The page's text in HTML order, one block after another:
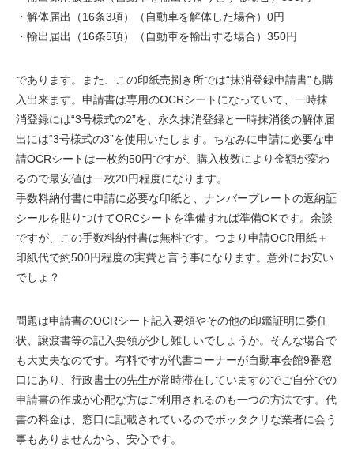
・解体届出（16条3項）（自動車を解体した場合）0円
・輸出届出（16条5項）（自動車を輸出する場合）350円
であります。また、この印紙売捌き所では“抹消登録申請書”も購
入出来ます。申請書は専用のOCRシートになっていて、一時抹
消登録には“3号様式の2”を、永久抹消登録と一時抹消後の解体届
出には“3号様式の3”を使用いたします。ちなみに申請に必要な申
請OCRシートは一枚約50円ですが、購入枚数により金額が変わ
るので最安値は一枚20円程度になります。
手数料納付書に申請に必要な印紙と、ナンバープレートの返納証
シールを貼りつけてORCシートを準備すれば準備OKです。余談
ですが、この手数料納付書は無料です。つまり申請OCR用紙＋
印紙代で約500円程度の実費と言う事になります。意外にお安い
でしょ？
問題は申請書のOCRシート記入要領やその他の印鑑証明に委任
状、譲渡書等の記入要領が少し難しいでしょうか。そんな場合で
も大丈夫なのです。有料ですが代書コーナーが自動車会館9番窓
口にあり、行政書士の先生が常時滞在していますのでご自分での
申請書の作成が心配な方はご利用されるのも一つの方法です。代
書の料金は、窓口に記載されているのでボッタクリな業者に会う
事もありませんから、安心です。